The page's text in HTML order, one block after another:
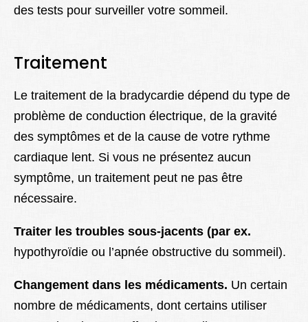
des tests pour surveiller votre sommeil.
Traitement
Le traitement de la bradycardie dépend du type de
problème de conduction électrique, de la gravité
des symptômes et de la cause de votre rythme
cardiaque lent. Si vous ne présentez aucun
symptôme, un traitement peut ne pas être
nécessaire.
Traiter les troubles sous-jacents (par ex.
hypothyroïdie ou l’apnée obstructive du sommeil).
Changement dans les médicaments. Un certain
nombre de médicaments, dont certains utiliser